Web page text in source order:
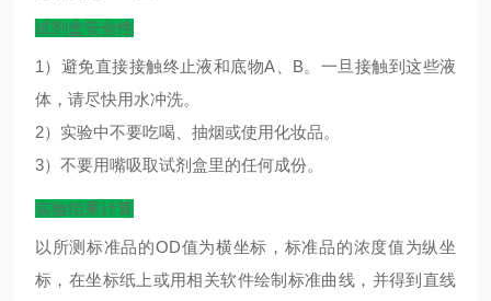
试剂盒安全性
1）避免直接接触终止液和底物A、B。一旦接触到这些液
体，请尽快用水冲洗。
2）实验中不要吃喝、抽烟或使用化妆品。
3）不要用嘴吸取试剂盒里的任何成份。
实验结果计算
以所测标准品的OD值为横坐标，标准品的浓度值为纵坐
标，在坐标纸上或用相关软件绘制标准曲线，并得到直线